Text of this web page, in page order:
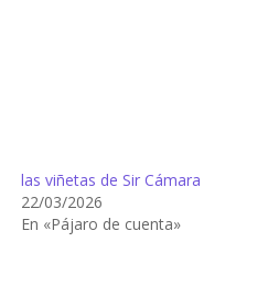
las viñetas de Sir Cámara
22/03/2026
En «Pájaro de cuenta»